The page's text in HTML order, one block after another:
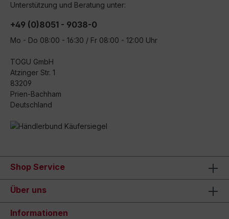
Unterstützung und Beratung unter:
+49 (0)8051 - 9038-0
Mo - Do 08:00 - 16:30 / Fr 08:00 - 12:00 Uhr
TOGU GmbH
Atzinger Str. 1
83209
Prien-Bachham
Deutschland
Shop Service
Über uns
Informationen